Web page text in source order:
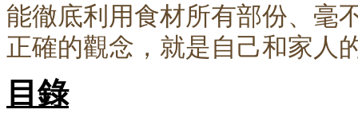
能徹底利用食材所有部份、毫
正確的觀念，就是自己和家人
目錄